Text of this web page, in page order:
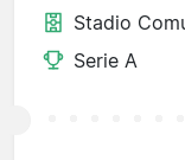
Stadio
Serie A